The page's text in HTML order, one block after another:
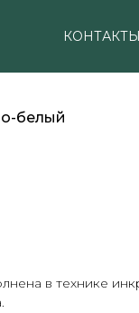
КОНТАКТЫ
белый
в технике